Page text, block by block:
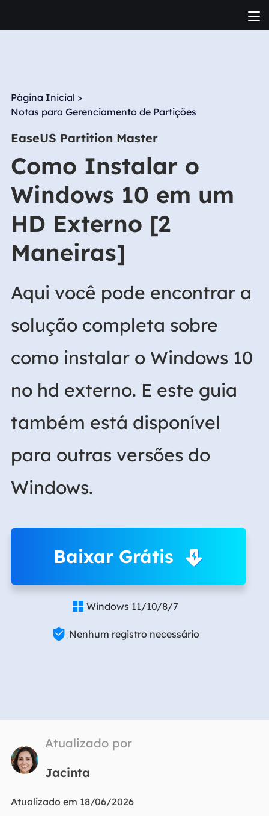
Página Inicial >
Notas para Gerenciamento de Partições
EaseUS Partition Master
Como Instalar o
Windows 10 em um
HD Externo [2
Maneiras]
Aqui você pode encontrar a
solução completa sobre
como instalar o Windows 10
no hd externo. E este guia
também está disponível
para outras versões do
Windows.
Baixar Grátis
 Windows 11/10/8/7
 Nenhum registro necessário
Atualizado por
Jacinta
Atualizado em 18/06/2026